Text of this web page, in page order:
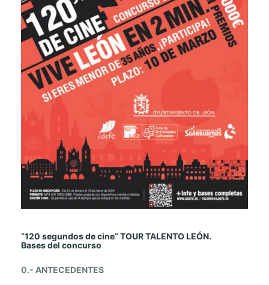
“
1
2
“120 segundos de cine” TOUR TALENTO LEÓN.
Bases del concurso
0.- ANTECEDENTES